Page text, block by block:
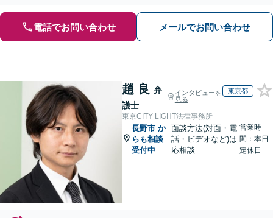
電話でお問い合わせ メールでお問い合わせ
趙 良 弁
護士
インタビューを
見る
東京都
東京CITY LIGHT法律事務所
長野市 か
らも相談
受付中
面談方法(対面・電
話・ビデオなど)は
応相談
営業時
間：本日
定休日